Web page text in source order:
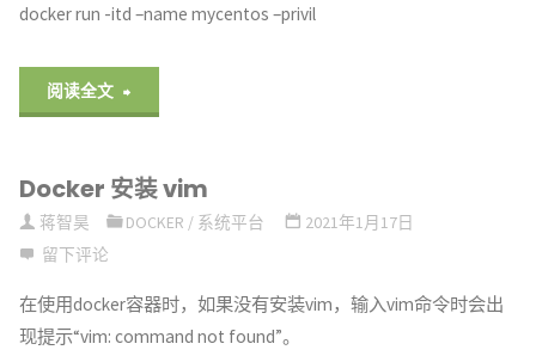
docker run -itd –name mycentos –privil
阅读全文
装
以
及
Docker 安装 vim
蒋智昊 DOCKER / 系统平台
2021年1月17日
留下评论
在使用docker容器时，如果没有安装vim，输入vim命令时会出
现提示“vim: command not found”。